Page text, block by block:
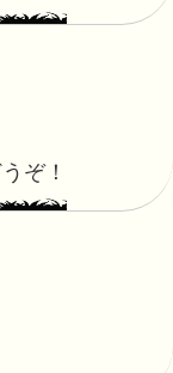
ぞ！